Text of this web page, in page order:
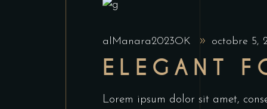
alManara2023OK octobre 5,
ELEGANT
Lorem ipsum dolor sit amet,